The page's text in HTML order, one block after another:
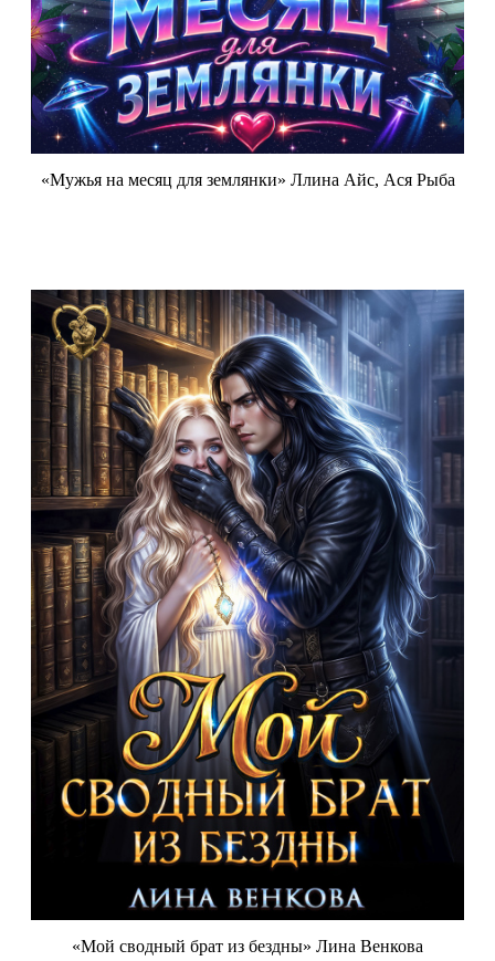
«Мужья на месяц для землянки» Ллина Айс, Ася Рыба
«Мой сводный брат из бездны» Лина Венкова